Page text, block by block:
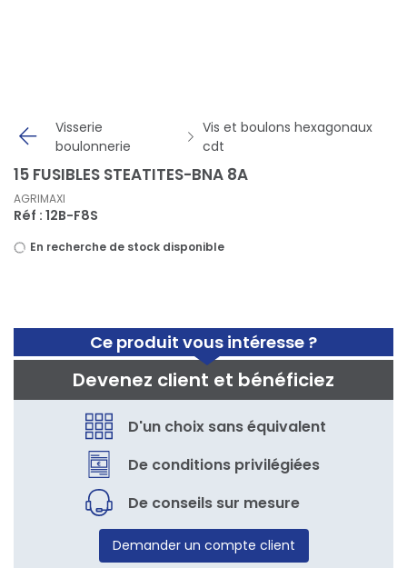
Visserie
boulonnerie
Vis et boulons hexagonaux
cdt
Ce produit vous intéresse ?
Devenez client et bénéficiez
D'un choix sans équivalent
De conditions privilégiées
De conseils sur mesure
Demander un compte client
15 FUSIBLES STEATITES-BNA 8A
AGRIMAXI
Réf : 12B-F8S
En recherche de stock disponible